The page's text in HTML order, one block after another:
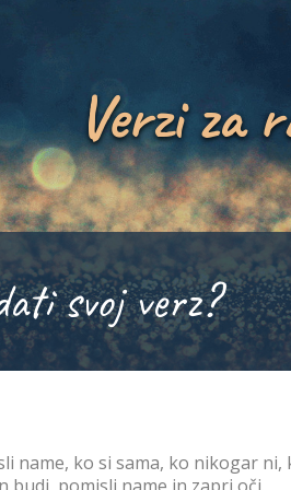
Verzi za
svoj verz?
name, ko si sama, ko nikogar